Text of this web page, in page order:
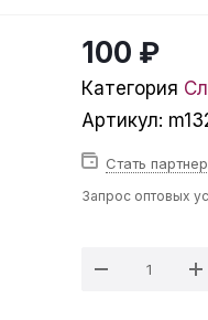
100 ₽
Категория
Артикул:
Стать
Запрос оптовых